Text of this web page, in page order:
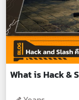
What is Hack &